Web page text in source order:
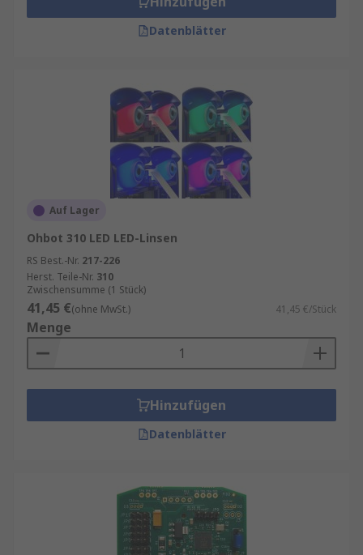
Datenblätter
Auf Lager
Ohbot 310 LED LED-Linsen
RS Best.-Nr. 217-226
Herst. Teile-Nr. 310
Zwischensumme (1 Stück)
41,45 €(ohne MwSt.) 41,45 €/Stück
Menge
Hinzufügen
Datenblätter